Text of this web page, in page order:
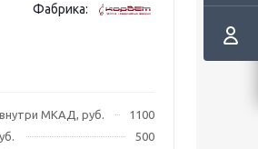
Фабрика:
МКАД, руб.
1100
500